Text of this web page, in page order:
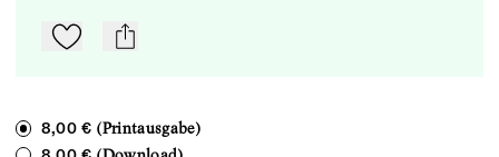
Zu Mein-TdZ hinzufügen
mail
8,00 €(Printausgabe)